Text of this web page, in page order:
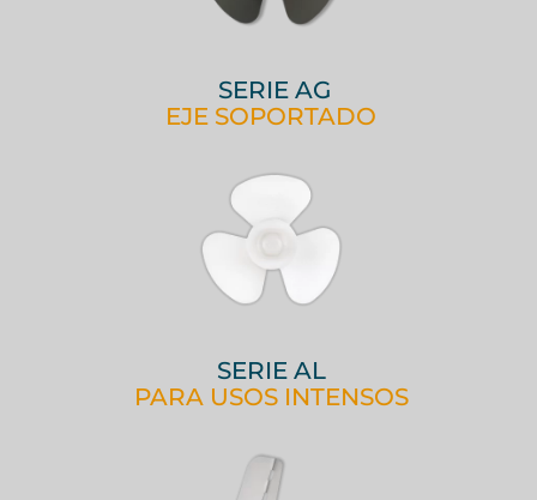
SERIE AG
EJE SOPORTADO
SERIE AL
PARA USOS INTENSOS